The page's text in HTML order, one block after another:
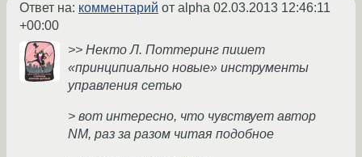
Ответ на: комментарий от alpha 02.03.2013 12:46:11
+00:00
>> Некто Л. Поттеринг пишет
«принципиально новые» инструменты
управления сетью
> вот интересно, что чувствует автор
NM, раз за разом читая подобное